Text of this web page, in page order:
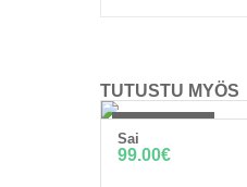
TUTUSTU MYÖS
OUT OF STOCK
Sai
99.00€